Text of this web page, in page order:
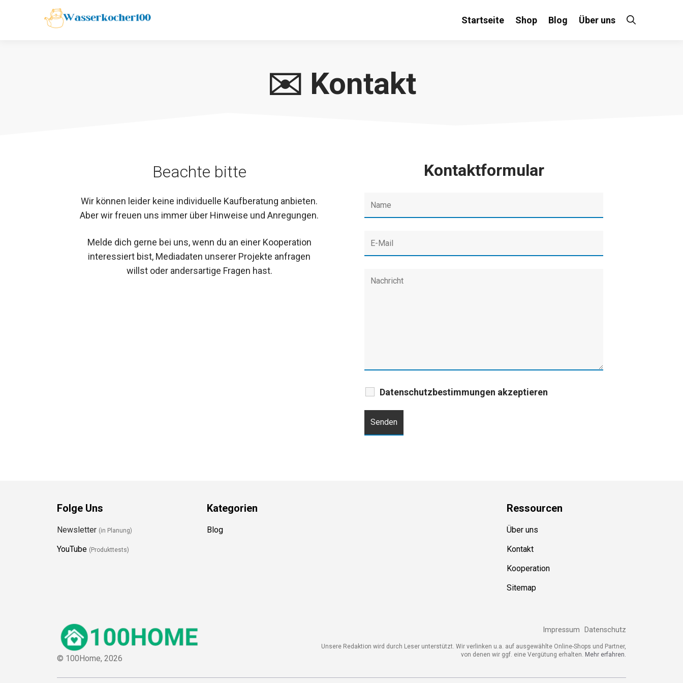
Startseite Shop Blog Über uns
✉️ Kontakt
Beachte bitte
Wir können leider keine individuelle Kaufberatung anbieten.
Aber wir freuen uns immer über Hinweise und Anregungen.
Melde dich gerne bei uns, wenn du an einer Kooperation
interessiert bist, Mediadaten unserer Projekte anfragen
willst oder andersartige Fragen hast.
Kontaktformular
Datenschutzbestimmungen akzeptieren
Folge Uns
Newsletter (in Planung)
YouTube (Produkttests)
Kategorien
Blog
Ressourcen
Über uns
Kontakt
Kooperation
Sitemap
© 100Home, 2026
Impressum Datenschutz
Unsere Redaktion wird durch Leser unterstützt. Wir verlinken u.a. auf ausgewählte Online-Shops und Partner,
von denen wir ggf. eine Vergütung erhalten. Mehr erfahren.